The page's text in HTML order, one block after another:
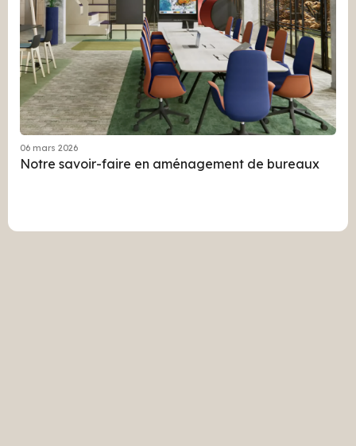
06 mars 2026
Notre savoir-faire en aménagement de bureaux